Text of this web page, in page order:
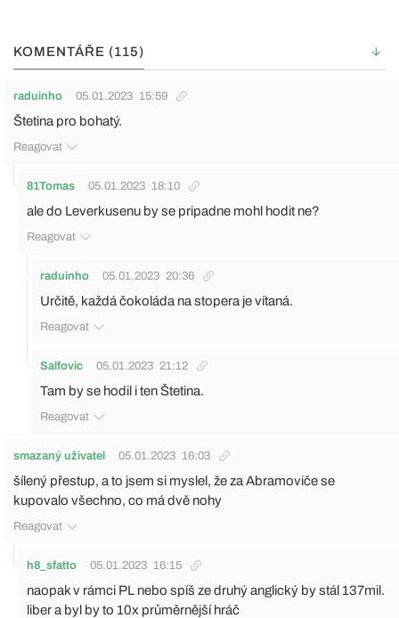
KOMENTÁŘE (115)
raduinho 05.01.2023 15:59
Štetina pro bohatý.
Reagovat
81Tomas 05.01.2023 18:10
ale do Leverkusenu by se pripadne mohl hodit ne?
Reagovat
raduinho 05.01.2023 20:36
Určitě, každá čokoláda na stopera je vítaná.
Reagovat
Salfovic 05.01.2023 21:12
Tam by se hodil i ten Štetina.
Reagovat
smazaný uživatel 05.01.2023 16:03
šílený přestup, a to jsem si myslel, že za Abramoviče se
kupovalo všechno, co má dvě nohy
Reagovat
h8_sfatto 05.01.2023 16:15
naopak v rámci PL nebo spíš ze druhý anglický by stál 137mil.
liber a byl by to 10x průměrnější hráč